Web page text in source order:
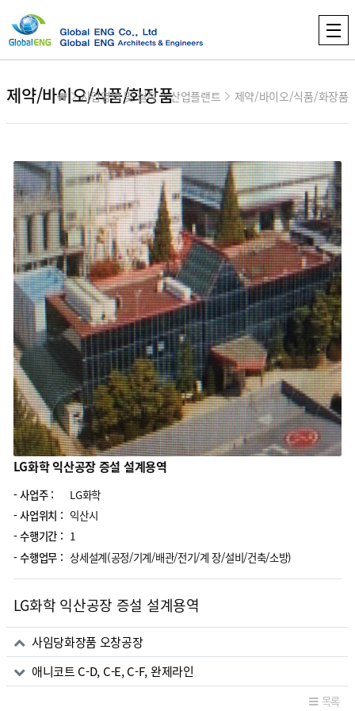
제약/바이오/식품/화장품
사업영역 및 실적 산업플랜트 제약/바이오/식품/화장품
컨텐츠 정보
본문
LG화학 익산공장 증설 설계용역
- 사업주 :
LG화학
- 사업위치 : 익산시
- 수행기간 : 1
- 수행업무 : 상세설계(공정/기계/배관/전기/계 장/설비/건축/소방)
LG화학 익산공장 증설 설계용역
관련자료
사임당화장품 오창공장
애니코트 C-D, C-E, C-F, 완제라인
목록